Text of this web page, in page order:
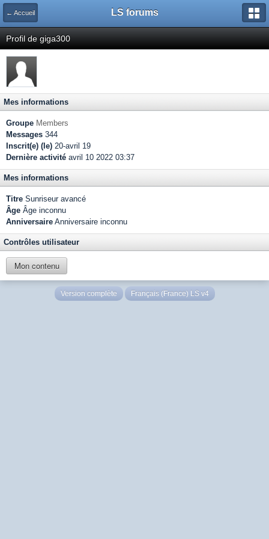
← Accueil LS forums
Profil de giga300
Mes informations
Groupe Members
Messages 344
Inscrit(e) (le) 20-avril 19
Dernière activité avril 10 2022 03:37
Mes informations
Titre Sunriseur avancé
Âge Âge inconnu
Anniversaire Anniversaire inconnu
Contrôles utilisateur
Mon contenu
Version complète Français (France) LS v4